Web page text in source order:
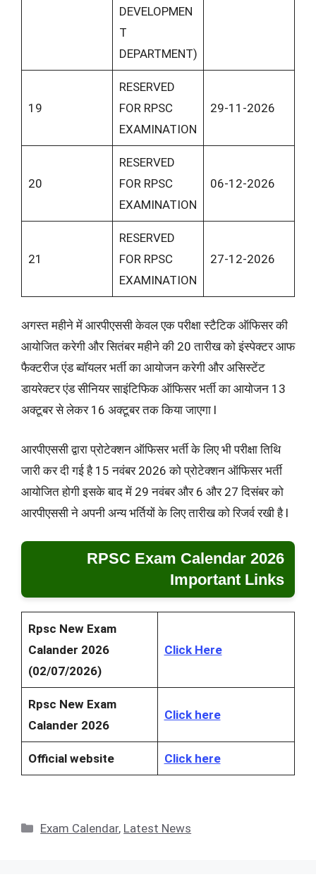
DEVELOPMEN
T
DEPARTMENT)
19
RESERVED
FOR RPSC
EXAMINATION
29-11-2026
20
RESERVED
FOR RPSC
EXAMINATION
06-12-2026
21
RESERVED
FOR RPSC
EXAMINATION
27-12-2026
अगस्त महीने में आरपीएससी केवल एक परीक्षा स्टैटिक ऑफिसर की
आयोजित करेगी और सितंबर महीने की 20 तारीख को इंस्पेक्टर आफ
फैक्टरीज एंड ब्वॉयलर भर्ती का आयोजन करेगी और असिस्टेंट
डायरेक्टर एंड सीनियर साइंटिफिक ऑफिसर भर्ती का आयोजन 13
अक्टूबर से लेकर 16 अक्टूबर तक किया जाएगा l
आरपीएससी द्वारा प्रोटेक्शन ऑफिसर भर्ती के लिए भी परीक्षा तिथि
जारी कर दी गई है 15 नवंबर 2026 को प्रोटेक्शन ऑफिसर भर्ती
आयोजित होगी इसके बाद में 29 नवंबर और 6 और 27 दिसंबर को
आरपीएससी ने अपनी अन्य भर्तियों के लिए तारीख को रिजर्व रखी है l
RPSC Exam Calendar 2026
Important Links
Rpsc New Exam
Calander 2026
(02/07/2026)
Click Here
Rpsc New Exam
Calander 2026
Click here
Official website Click here
Categories
Exam Calendar, Latest News